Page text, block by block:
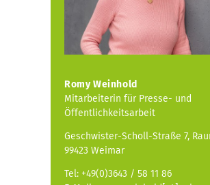
Romy Weinhold
Mitarbeiterin für Presse- und
Öffentlichkeitsarbeit
Geschwister-Scholl-Straße 7,
99423 Weimar
Tel: +49(0)3643 / 58 11 86